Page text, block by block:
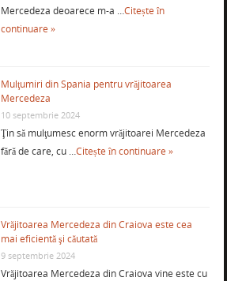
Mercedeza deoarece m-a …Citește în
continuare »
Mulţumiri din Spania pentru vrăjitoarea
Mercedeza
10 septembrie 2024
Ţin să mulţumesc enorm vrăjitoarei Mercedeza
fără de care, cu …Citește în continuare »
Vrăjitoarea Mercedeza din Craiova este cea
mai eficientă şi căutată
9 septembrie 2024
Vrăjitoarea Mercedeza din Craiova vine este cu